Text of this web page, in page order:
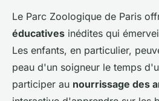
Le Parc Zoologique de Paris
éducatives inédites qui
Les enfants, en particulier,
peau d'un soigneur le temps
participer au nourrissage des